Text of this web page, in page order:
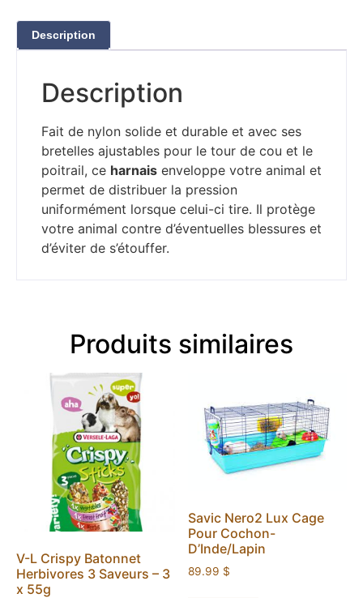
Description
Description
Fait de nylon solide et durable et avec ses
bretelles ajustables pour le tour de cou et le
poitrail, ce harnais enveloppe votre animal et
permet de distribuer la pression
uniformément lorsque celui-ci tire. Il protège
votre animal contre d’éventuelles blessures et
d’éviter de s’étouffer.
Produits similaires
V-L Crispy Batonnet
Herbivores 3 Saveurs – 3
x 55g
Savic Nero2 Lux Cage
Pour Cochon-
D’Inde/Lapin
89.99 $